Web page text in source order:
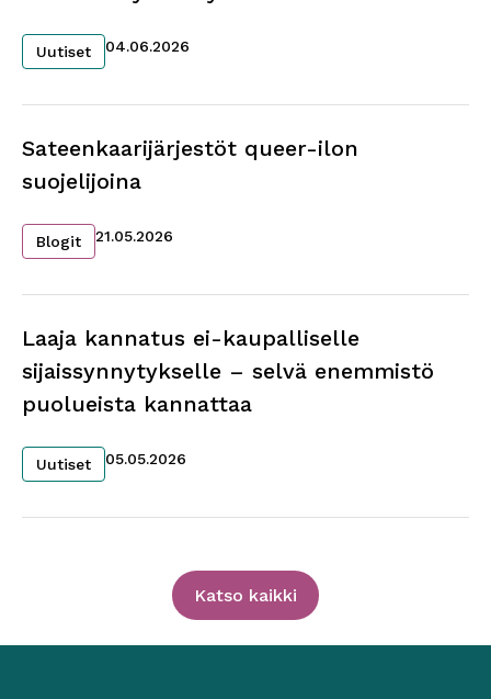
Uutiset 04.06.2026
Sateenkaarijärjestöt queer-ilon
suojelijoina
Blogit 21.05.2026
Laaja kannatus ei-kaupalliselle
sijaissynnytykselle – selvä enemmistö
puolueista kannattaa
Uutiset 05.05.2026
Katso kaikki